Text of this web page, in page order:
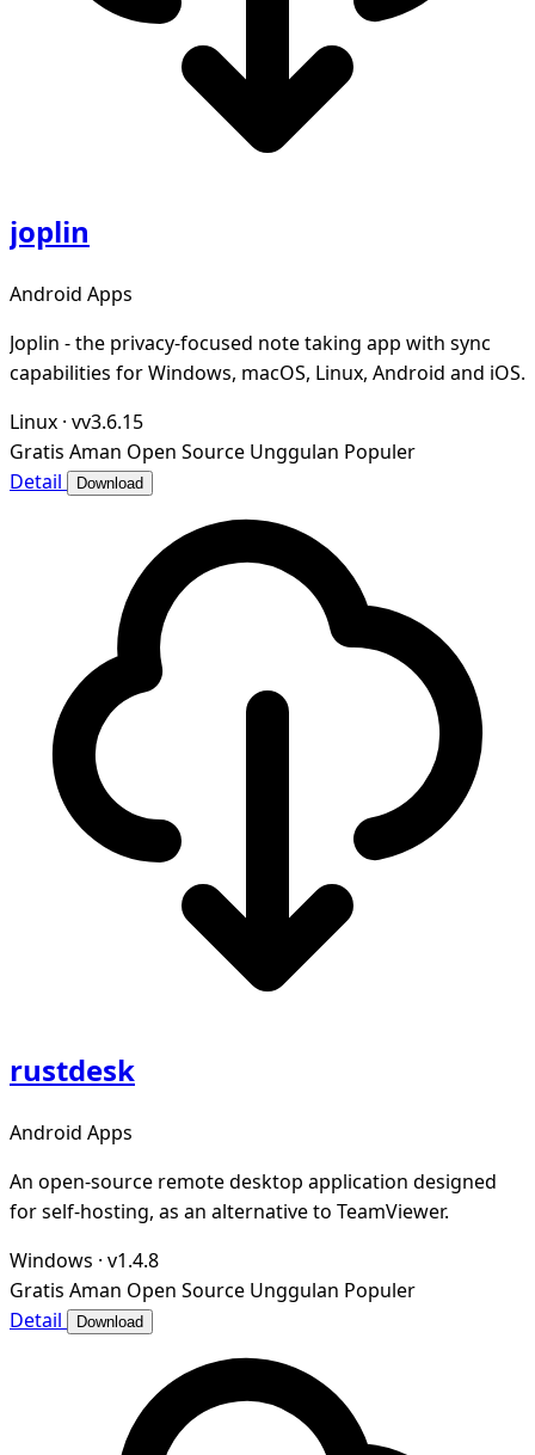
joplin
Android Apps
Joplin - the privacy-focused note taking app with sync
capabilities for Windows, macOS, Linux, Android and iOS.
Linux · vv3.6.15
Gratis Aman Open Source Unggulan Populer
Detail
Download
rustdesk
Android Apps
An open-source remote desktop application designed
for self-hosting, as an alternative to TeamViewer.
Windows · v1.4.8
Gratis Aman Open Source Unggulan Populer
Detail
Download